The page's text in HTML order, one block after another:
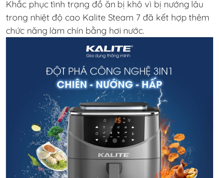
Khắc phục tình trạng đồ ăn bị khô vì bị nướng lâu
trong nhiệt độ cao Kalite Steam 7 đã kết hợp thêm
chức năng làm chín bằng hơi nước.